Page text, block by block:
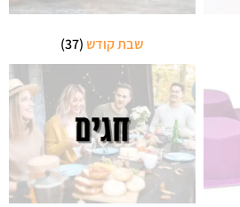
שבת קודש(37)